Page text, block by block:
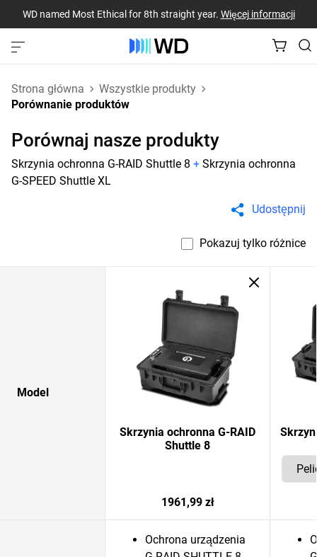
WD named Most Ethical for 8th straight year. Więcej informacji
Strona główna
Wszystkie produkty
Porównanie produktów
Porównaj nasze produkty
Skrzynia ochronna G-RAID Shuttle 8 + Skrzynia ochronna
G-SPEED Shuttle XL
Udostępnij
Pokazuj tylko różnice
Model
Skrzynia ochronna G-RAID
Shuttle 8
1961,99 zł
Ochrona urządzenia